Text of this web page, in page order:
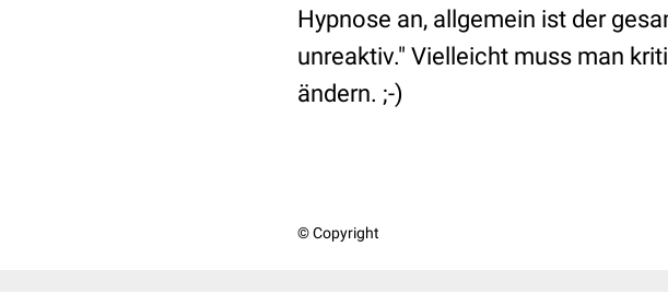
Hypnose an, allgemein ist der
unreaktiv." Vielleicht muss man
ändern. ;-)
© Copyright